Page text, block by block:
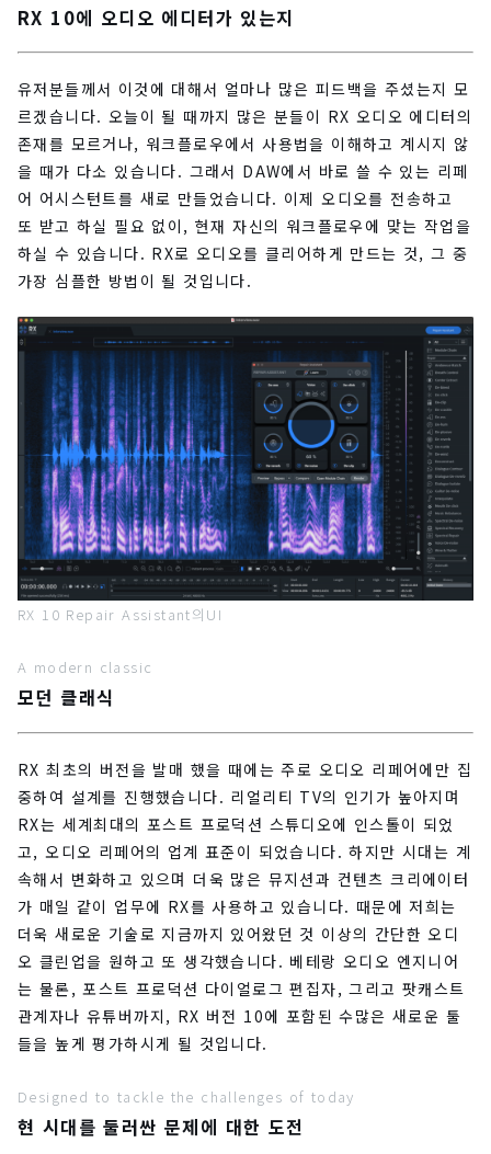
RX 10에 오디오 에디터가 있는지
유저분들께서 이것에 대해서 얼마나 많은 피드백을 주셨는지 모
르겠습니다. 오늘이 될 때까지 많은 분들이 RX 오디오 에디터의
존재를 모르거나, 워크플로우에서 사용법을 이해하고 계시지 않
을 때가 다소 있습니다. 그래서 DAW에서 바로 쓸 수 있는 리페
어 어시스턴트를 새로 만들었습니다. 이제 오디오를 전송하고
또 받고 하실 필요 없이, 현재 자신의 워크플로우에 맞는 작업을
하실 수 있습니다. RX로 오디오를 클리어하게 만드는 것, 그 중
가장 심플한 방법이 될 것입니다.
RX 10 Repair Assistant의UI
A modern classic
모던 클래식
RX 최초의 버전을 발매 했을 때에는 주로 오디오 리페어에만 집
중하여 설계를 진행했습니다. 리얼리티 TV의 인기가 높아지며
RX는 세계최대의 포스트 프로덕션 스튜디오에 인스톨이 되었
고, 오디오 리페어의 업계 표준이 되었습니다. 하지만 시대는 계
속해서 변화하고 있으며 더욱 많은 뮤지션과 컨텐츠 크리에이터
가 매일 같이 업무에 RX를 사용하고 있습니다. 때문에 저희는
더욱 새로운 기술로 지금까지 있어왔던 것 이상의 간단한 오디
오 클린업을 원하고 또 생각했습니다. 베테랑 오디오 엔지니어
는 물론, 포스트 프로덕션 다이얼로그 편집자, 그리고 팟캐스트
관계자나 유튜버까지, RX 버전 10에 포함된 수많은 새로운 툴
들을 높게 평가하시게 될 것입니다.
Designed to tackle the challenges of today
현 시대를 둘러싼 문제에 대한 도전